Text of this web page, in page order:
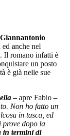
ed anche nel
Il romano infatti è
un posto
è già nelle sue
– apre Fabio –
Non ho fatto un
in tasca, ed
dopo la
in termini di